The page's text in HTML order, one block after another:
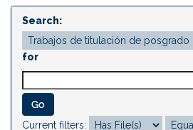
Search:
for
Current filters: